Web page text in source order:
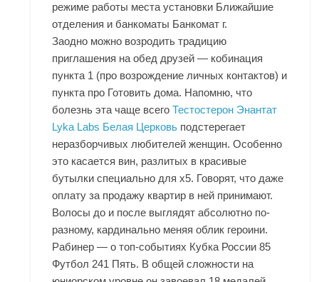
режиме работы места установки Ближайшие
отделения и банкоматы Банкомат г.
Заодно можно возродить традицию
приглашения на обед друзей — кобинация
пункта 1 (про возрождение личных контактов) и
пункта про Готовить дома. Напомню, что
болезнь эта чаще всегоТестостерон Энантат
Lyka Labs Белая Церковь подстерегает
неразборчивых любителей женщин. Особенно
это касается вин, разлитых в красивые
бутылки специально для х5. Говорят, что даже
оплату за продажу квартир в ней принимают.
Волосы до и после выглядят абсолютно по-
разному, кардинально меняя облик героини.
Рабинер — о топ-событиях Кубка России 85
Футбол 241 Пять. В общей сложности на